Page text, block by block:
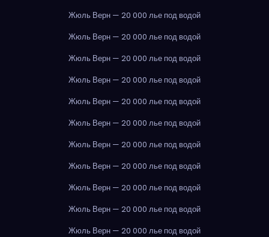
Жюль Верн — 20 000 лье под водой
Жюль Верн — 20 000 лье под водой
Жюль Верн — 20 000 лье под водой
Жюль Верн — 20 000 лье под водой
Жюль Верн — 20 000 лье под водой
Жюль Верн — 20 000 лье под водой
Жюль Верн — 20 000 лье под водой
Жюль Верн — 20 000 лье под водой
Жюль Верн — 20 000 лье под водой
Жюль Верн — 20 000 лье под водой
Жюль Верн — 20 000 лье под водой